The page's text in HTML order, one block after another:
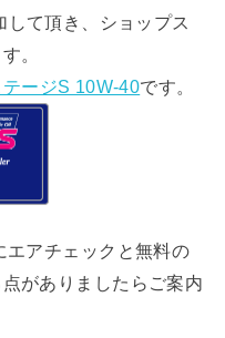
して頂き、ショップス
。
ージS 10W-40です。
エアチェックと無料の
がありましたらご案内